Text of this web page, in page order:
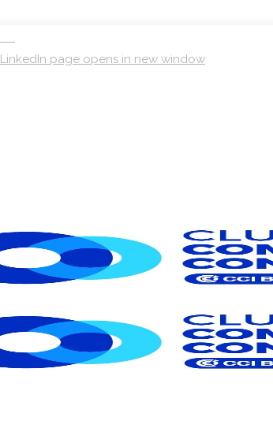
LinkedIn page opens in new window